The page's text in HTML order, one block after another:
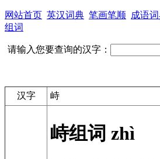
网站首页 英汉词典 笔画笔顺 成语
组词
请输入您要查询的汉字：
汉字 峙
峙组词 zhì